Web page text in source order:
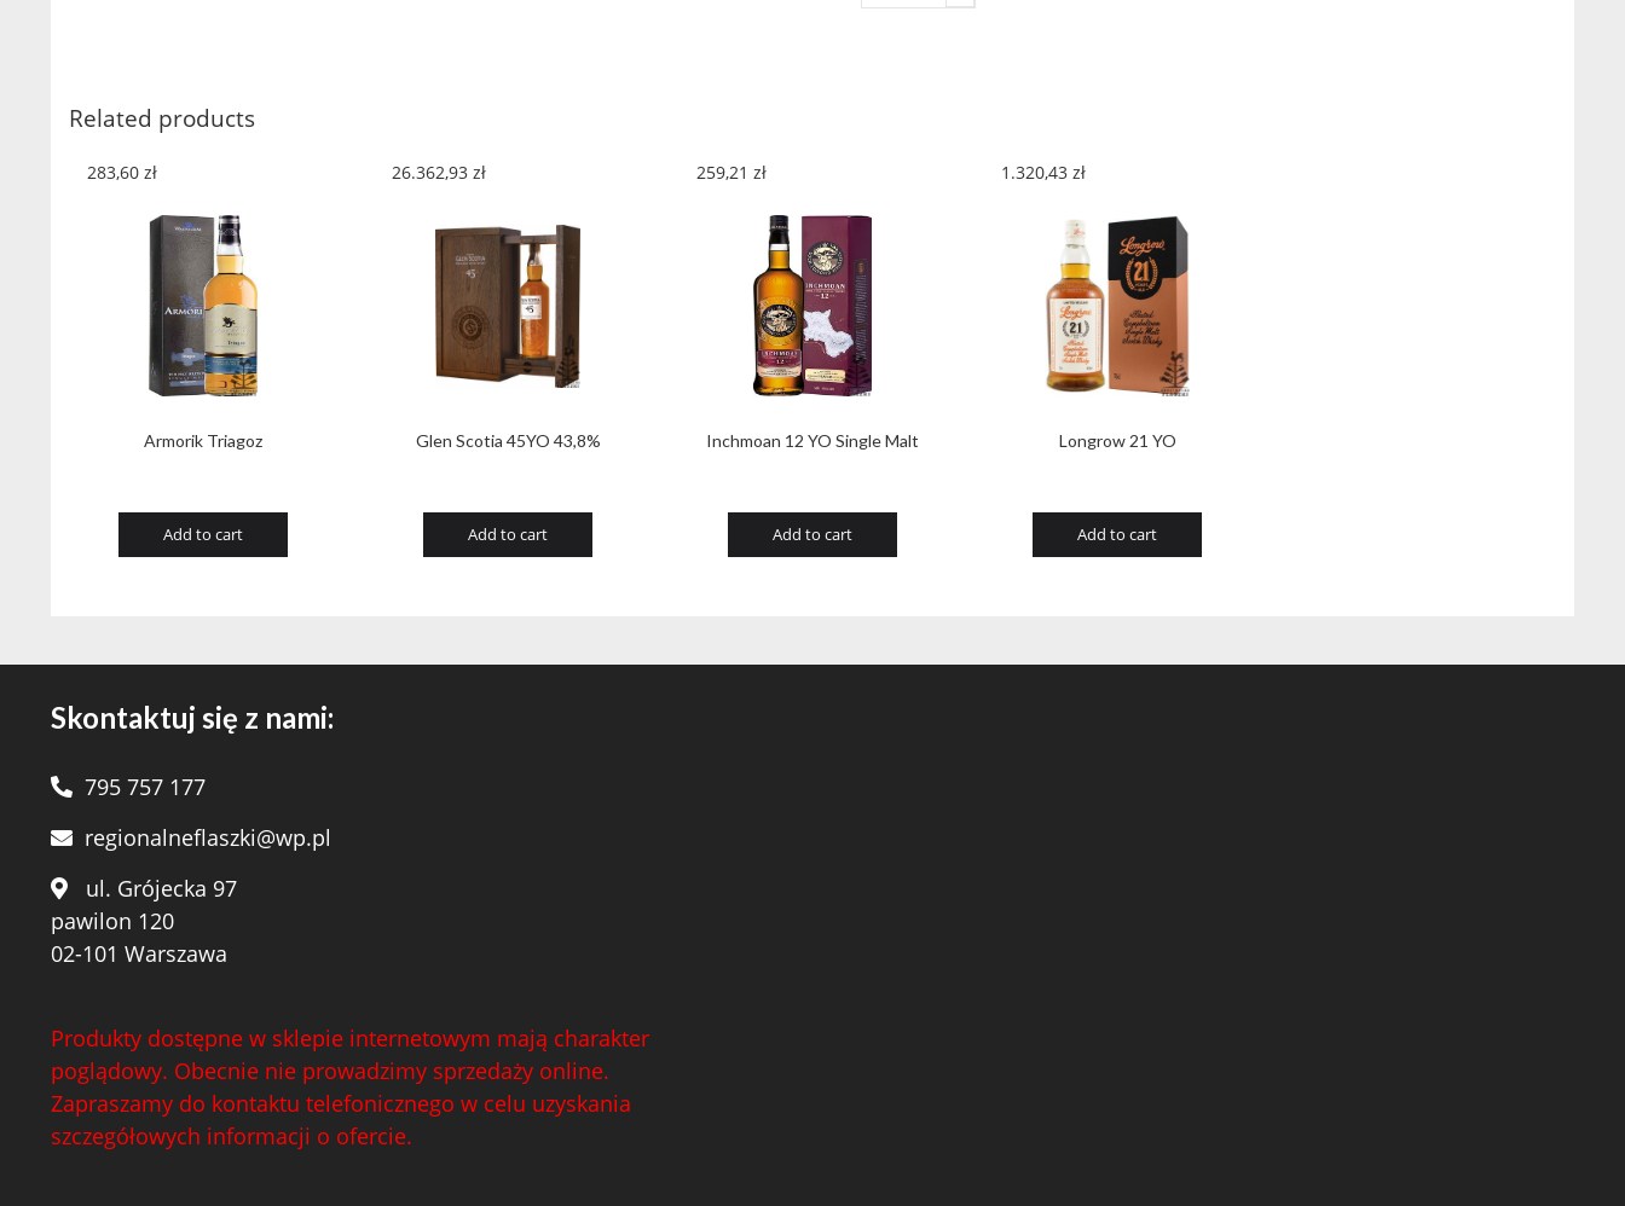
Related products
Armorik Triagoz
283,60 zł
Add to cart
Glen Scotia 45YO 43,8%
26.362,93 zł
Add to cart
Inchmoan 12 YO Single Malt
259,21 zł
Add to cart
Longrow 21 YO
1.320,43 zł
Add to cart
Skontaktuj się z nami:
795 757 177
regionalneflaszki@wp.pl
ul. Grójecka 97
pawilon 120
02-101 Warszawa
Produkty dostępne w sklepie internetowym mają charakter
poglądowy. Obecnie nie prowadzimy sprzedaży online.
Zapraszamy do kontaktu telefonicznego w celu uzyskania
szczegółowych informacji o ofercie.